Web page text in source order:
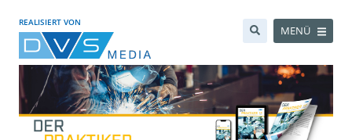
REALISIERT VON
MENÜ